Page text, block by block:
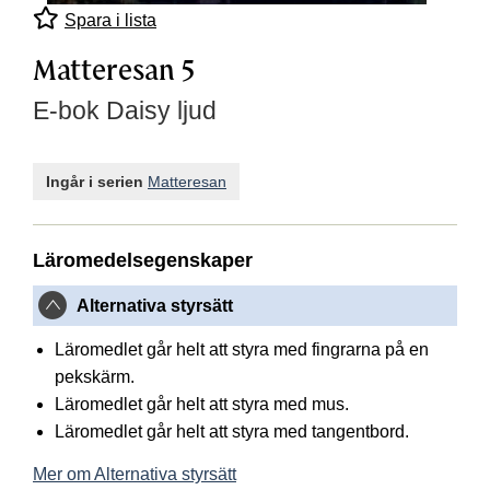
Spara i lista
Matteresan 5
E-bok Daisy ljud
Ingår i serien Matteresan
Läromedelsegenskaper
Alternativa styrsätt
Läromedlet går helt att styra med fingrarna på en
pekskärm.
Läromedlet går helt att styra med mus.
Läromedlet går helt att styra med tangentbord.
Mer om Alternativa styrsätt